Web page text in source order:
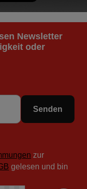
Newsletter
oder
Senden
zur
gelesen und bin